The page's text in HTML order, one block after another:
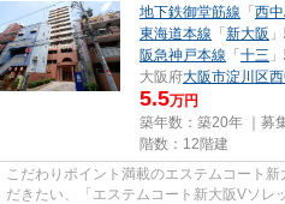
地下鉄御堂筋線 「 西
東海道本線 「 新大阪
阪急神戸本線 「 十三
大阪府大阪市淀川区
5.5万円
築年数：築20年 ｜募
階数：12階建
こだわりポイント満載のエステムコート
だきたい、「エステムコート新大阪Vソレ